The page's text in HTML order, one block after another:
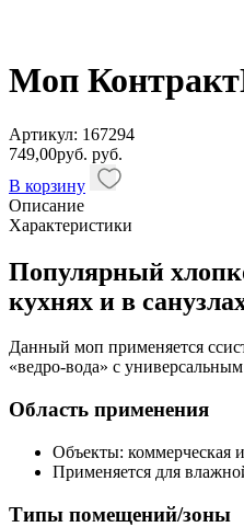
Моп
Артикул: 167294
749,00руб. руб.
В корзину
Описание
Характеристики
Популярный
кухнях и в
Данный моп применяется
«ведро-вода» с
Область применения
Объекты: коммерческая
Применяется для
Типы помещений/зоны